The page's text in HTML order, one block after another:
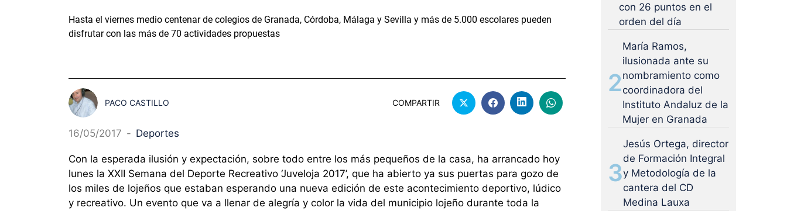
Hasta el viernes medio centenar de colegios de Granada, Córdoba, Málaga y Sevilla y más de 5.000 escolares pueden
disfrutar con las más de 70 actividades propuestas
PACO CASTILLO COMPARTIR
16/05/2017 - Deportes
Con la esperada ilusión y expectación, sobre todo entre los más pequeños de la casa, ha arrancado hoy
lunes la XXII Semana del Deporte Recreativo ‘Juveloja 2017’, que ha abierto ya sus puertas para gozo de
los miles de lojeños que estaban esperando una nueva edición de este acontecimiento deportivo, lúdico
y recreativo. Un evento que va a llenar de alegría y color la vida del municipio lojeño durante toda la
con 26 puntos en el
orden del día
2
María Ramos,
ilusionada ante su
nombramiento como
coordinadora del
Instituto Andaluz de la
Mujer en Granada
3
Jesús Ortega, director
de Formación Integral
y Metodología de la
cantera del CD
Medina Lauxa